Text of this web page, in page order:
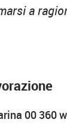
a
00 360 w